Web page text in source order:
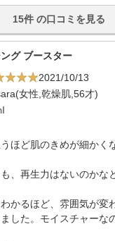
15件 の口コミを見る
グ ブースター
2021/10/13
女性,乾燥肌,56才)
ほど肌のきめが細かく
、再生力はないのかな
かるほど、雰囲気が変
した。モイスチャーな